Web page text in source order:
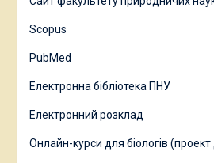
Scopus
PubMed
Електронна бібліотека ПНУ
Електронний розклад
Онлайн-курси для біологів